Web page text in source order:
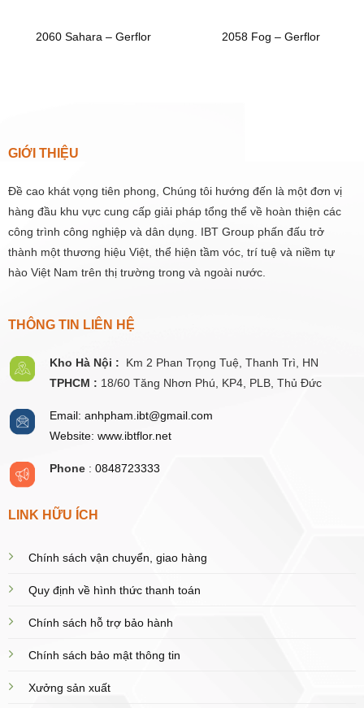
2060 Sahara – Gerflor 2058 Fog – Gerflor
GIỚI THIỆU
Đề cao khát vọng tiên phong, Chúng tôi hướng đến là một đơn vị
hàng đầu khu vực cung cấp giải pháp tổng thể về hoàn thiện các
công trình công nghiệp và dân dụng. IBT Group phấn đấu trở
thành một thương hiệu Việt, thể hiện tầm vóc, trí tuệ và niềm tự
hào Việt Nam trên thị trường trong và ngoài nước.
THÔNG TIN LIÊN HỆ
Kho Hà Nội : Km 2 Phan Trọng Tuệ, Thanh Trì, HN
TPHCM : 18/60 Tăng Nhơn Phú, KP4, PLB, Thủ Đức
Email: anhpham.ibt@gmail.com
Website: www.ibtflor.net
Phone: 0848723333
LINK HỮU ÍCH
Chính sách vận chuyển, giao hàng
Quy định về hình thức thanh toán
Chính sách hỗ trợ bảo hành
Chính sách bảo mật thông tin
Xưởng sản xuất